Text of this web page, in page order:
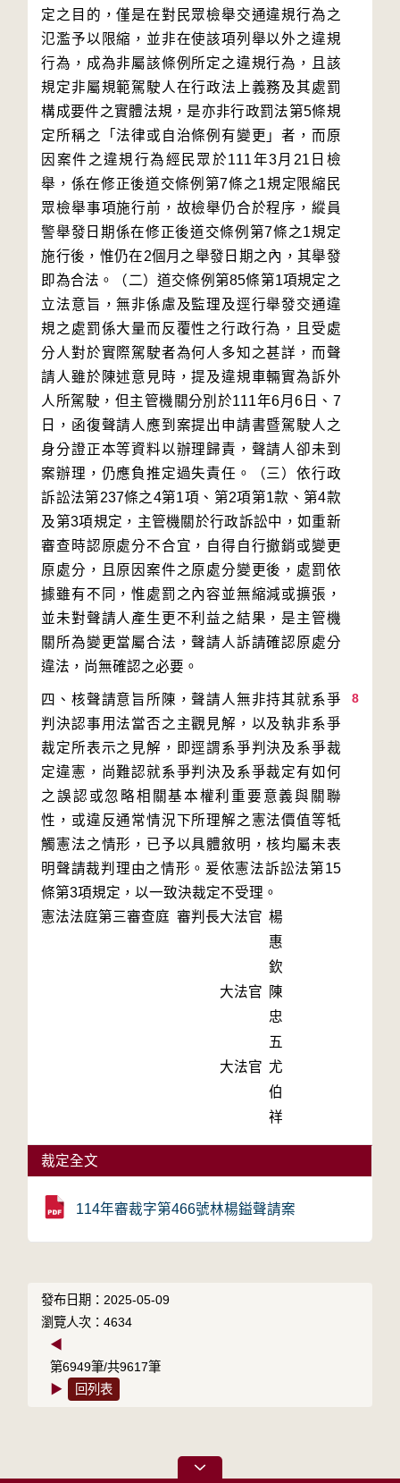
定之目的，僅是在對民眾檢舉交通違規行為之
氾濫予以限縮，並非在使該項列舉以外之違規
行為，成為非屬該條例所定之違規行為，且該
規定非屬規範駕駛人在行政法上義務及其處罰
構成要件之實體法規，是亦非行政罰法第5條規
定所稱之「法律或自治條例有變更」者，而原
因案件之違規行為經民眾於111年3月21日檢
舉，係在修正後道交條例第7條之1規定限縮民
眾檢舉事項施行前，故檢舉仍合於程序，縱員
警舉發日期係在修正後道交條例第7條之1規定
施行後，惟仍在2個月之舉發日期之內，其舉發
即為合法。（二）道交條例第85條第1項規定之
立法意旨，無非係慮及監理及逕行舉發交通違
規之處罰係大量而反覆性之行政行為，且受處
分人對於實際駕駛者為何人多知之甚詳，而聲
請人雖於陳述意見時，提及違規車輛實為訴外
人所駕駛，但主管機關分別於111年6月6日、7
日，函復聲請人應到案提出申請書暨駕駛人之
身分證正本等資料以辦理歸責，聲請人卻未到
案辦理，仍應負推定過失責任。（三）依行政
訴訟法第237條之4第1項、第2項第1款、第4款
及第3項規定，主管機關於行政訴訟中，如重新
審查時認原處分不合宜，自得自行撤銷或變更
原處分，且原因案件之原處分變更後，處罰依
據雖有不同，惟處罰之內容並無縮減或擴張，
並未對聲請人產生更不利益之結果，是主管機
關所為變更當屬合法，聲請人訴請確認原處分
8
四、核聲請意旨所陳，聲請人無非持其就系爭
判決認事用法當否之主觀見解，以及執非系爭
裁定所表示之見解，即逕謂系爭判決及系爭裁
定違憲，尚難認就系爭判決及系爭裁定有如何
之誤認或忽略相關基本權利重要意義與關聯
性，或違反通常情況下所理解之憲法價值等牴
觸憲法之情形，已予以具體敘明，核均屬未表
明聲請裁判理由之情形。爰依憲法訴訟法第15
條第3項規定，以一致決裁定不受理。
憲法法庭第三審查庭 審判長大法官 楊
惠
欽
大法官
陳
忠
五
大法官 尤
伯
祥
裁定全文
114年審裁字第466號林楊鎰聲請案
發布日期：2025-05-09
瀏覽人次：4634
◀
第6949筆/共9617筆
▶
回列表